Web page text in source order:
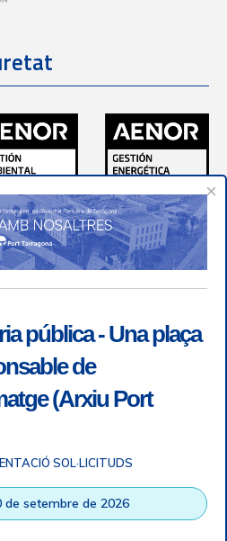
| Info RGPD |Informació de
×
pública - Una plaça
de
(Arxiu Port
SOL·LICITUDS
de setembre de 2026